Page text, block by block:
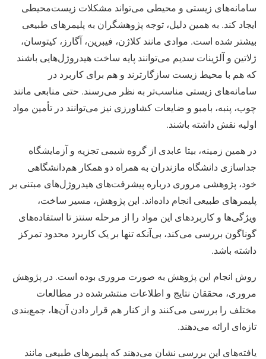
سامانه‌های زیستی و محیطی می‌تواند مشکلات زیست‌محیطی
ایجاد کند. به همین دلیل، توجه پژوهشگران به پلیمرهای طبیعی
بیشتر شده است. موادی مانند کلاژن، فیبرین، آگارز، کیتوسان،
ژلاتین و آلژینات سدیم می‌توانند پایه ساخت هیدروژل‌هایی باشند
که هم با محیط زیست سازگارترند و هم برای کاربرد در
سامانه‌های زیستی مناسب‌تر به نظر می‌رسند. حتی منابعی مانند
چوب، پنبه، بامبو و ضایعات کشاورزی نیز می‌توانند در تأمین مواد
اولیه نقش داشته باشند.
در همین زمینه، بیتا عابدی از گروه شیمی تجزیه و آزمایشگاه
جداسازی دانشگاه مازندران به همراه دو همکار هم‌دانشگاهی
خود، پژوهشی مروری درباره پیشرفت‌های هیدروژل‌های مبتنی بر
پلیمرهای طبیعی انجام داده‌اند. این پژوهش، مسیر ساخت،
ویژگی‌ها و کاربردهای این مواد را از مرحله سنتز تا استفاده‌های
گوناگون بررسی می‌کند، بی‌آنکه تنها بر یک کاربرد محدود تمرکز
داشته باشد.
روش انجام این پژوهش به صورت مروری بوده است. در پژوهش
مروری، محققان نتایج و اطلاعات منتشرشده در مطالعات
مختلف را بررسی می‌کنند و از کنار هم قرار دادن آن‌ها، جمع‌بندی
تازه‌ای ارائه می‌دهند.
یافته‌های این بررسی نشان می‌دهند که پلیمرهای طبیعی مانند